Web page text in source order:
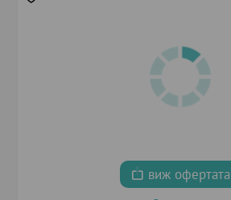
виж офертата